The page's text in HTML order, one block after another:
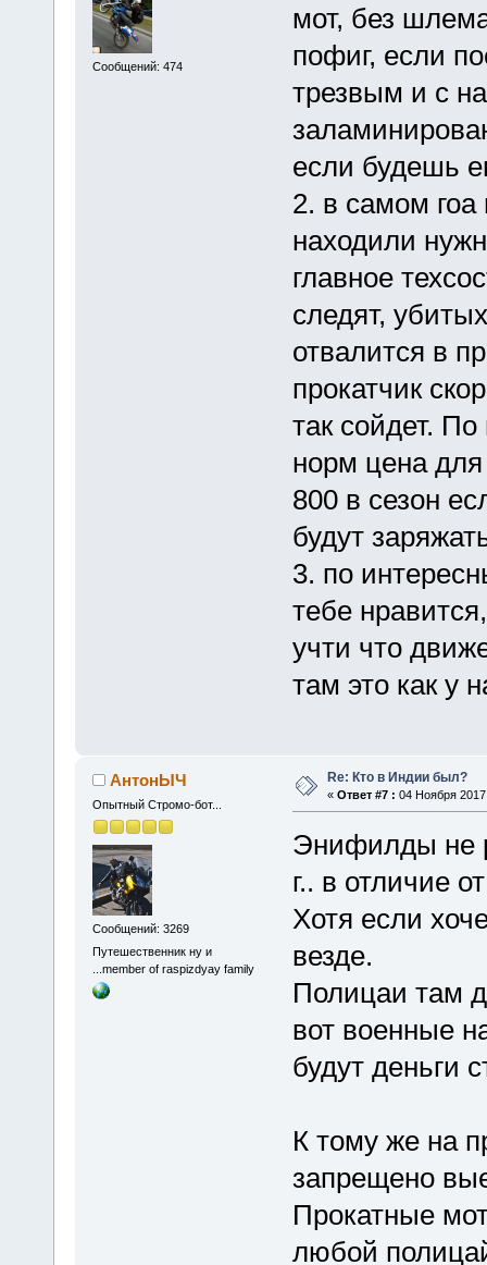
Сообщений: 474
мот, без
пофиг, если
трезвым и с
если будешь
2. в самом гоа
находили
главное
следят,
отвалится в
прокатчик
так сойдет.
норм цена
800 в сезон
будут
3. по
тебе
учти что
там это как у
АнтонЫЧ
Опытный Стромо-бот...
Сообщений: 3269
Путешественник ну и
...member of raspizdyay family
Re: Кто в Индии был?
« Ответ #7 : 04 Ноября
Энифилды не
г.. в отличие
Хотя если
везде.
Полицаи там
вот военные
будут деньги
К тому же на
запрещено
Прокатные
любой